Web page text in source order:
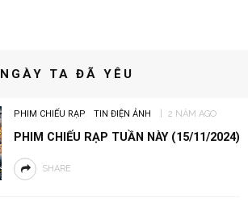
NGÀY TA ĐÃ YÊU
PHIM CHIẾU RẠP TIN ĐIỆN ẢNH 2 NĂM AGO
PHIM CHIẾU RẠP TUẦN NÀY (15/11/2024)
SHARE